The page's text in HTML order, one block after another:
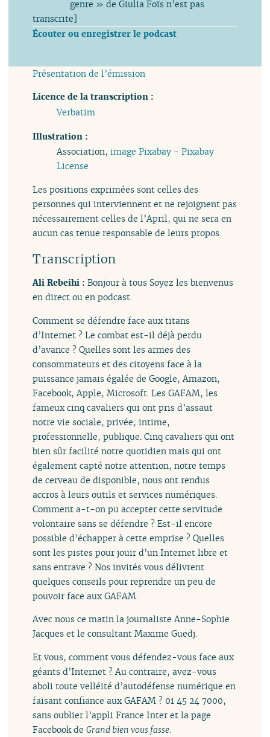
genre » de Giulia Foïs n’est pas
transcrite]
Écouter ou enregistrer le podcast
Présentation de l’émission
Licence de la transcription :
Verbatim
Illustration :
Association,image Pixabay -Pixabay
License
Les positions exprimées sont celles des
personnes qui interviennent et ne rejoignent pas
nécessairement celles de l’April, qui ne sera en
aucun cas tenue responsable de leurs propos.
Transcription
Ali Rebeihi :Bonjour à tous Soyez les bienvenus
en direct ou en podcast.
Comment se défendre face aux titans
d’Internet ? Le combat est-il déjà perdu
d’avance ? Quelles sont les armes des
consommateurs et des citoyens face à la
puissance jamais égalée de Google, Amazon,
Facebook, Apple, Microsoft. Les GAFAM, les
fameux cinq cavaliers qui ont pris d’assaut
notre vie sociale, privée, intime,
professionnelle, publique. Cinq cavaliers qui ont
bien sûr facilité notre quotidien mais qui ont
également capté notre attention, notre temps
de cerveau de disponible, nous ont rendus
accros à leurs outils et services numériques.
Comment a-t-on pu accepter cette servitude
volontaire sans se défendre ? Est-il encore
possible d’échapper à cette emprise ? Quelles
sont les pistes pour jouir d’un Internet libre et
sans entrave ? Nos invités vous délivrent
quelques conseils pour reprendre un peu de
pouvoir face aux GAFAM.
Avec nous ce matin la journaliste Anne-Sophie
Jacques et le consultant Maxime Guedj.
Et vous, comment vous défendez-vous face aux
géants d’Internet ? Au contraire, avez-vous
aboli toute velléité d’autodéfense numérique en
faisant confiance aux GAFAM ? 01 45 24 7000,
sans oublier l’appli France Inter et la page
Facebook deGrand bien vous fasse